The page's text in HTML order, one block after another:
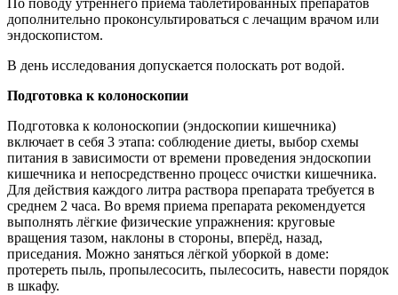
По поводу утреннего приема таблетированных препаратов
дополнительно проконсультироваться с лечащим врачом или
эндоскопистом.
В день исследования допускается полоскать рот водой.
Подготовка к колоноскопии
Подготовка к колоноскопии (эндоскопии кишечника)
включает в себя 3 этапа: соблюдение диеты, выбор схемы
питания в зависимости от времени проведения эндоскопии
кишечника и непосредственно процесс очистки кишечника.
Для действия каждого литра раствора препарата требуется в
среднем 2 часа. Во время приема препарата рекомендуется
выполнять лёгкие физические упражнения: круговые
вращения тазом, наклоны в стороны, вперёд, назад,
приседания. Можно заняться лёгкой уборкой в доме:
протереть пыль, пропылесосить, пылесосить, навести порядок
в шкафу.